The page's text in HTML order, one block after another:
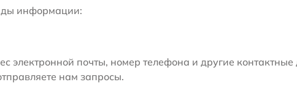
информации:
электронной почты, номер телефона и другие
нам запросы.